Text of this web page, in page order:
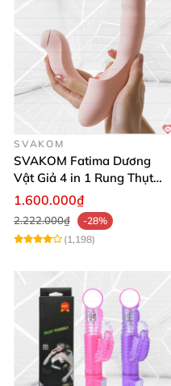
SVAKOM
SVAKOM Fatima Dương
Vật Giả 4 in 1 Rung Thụt
Hút Toả Nhiệt Massage Cho
1.600.000₫
2.222.000₫
-28%
(1,198)